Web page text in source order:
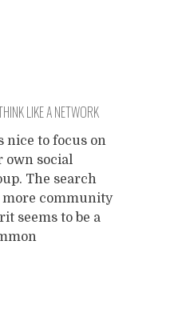
LIKE A NETWORK
[DRAFT]
nice to focus on
own social
The search
community
seems to be a